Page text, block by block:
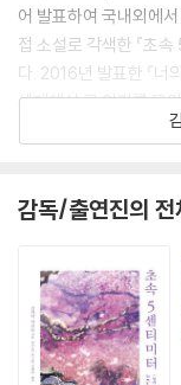
어 발표하여 국내외에
접 소설로 각색한 『초속
다. 2016년 발표한 『너
세계에서 큰 인기를 모
비주얼 가이드』 등 관
-[별의 목소리](2002)
코토가 본격적으로 애
을 통한 메일로 시공
개월에 걸쳐 성우, 음
에너지를 쏟았다 해도
감독/출연진의 전